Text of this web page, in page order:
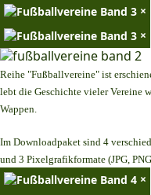
×
×
Reihe "Fußballvereine" ist
lebt die Geschichte vieler Vereine
Wappen.
Im Downloadpaket sind 4
und 3 Pixelgrafikformate (JPG,
×